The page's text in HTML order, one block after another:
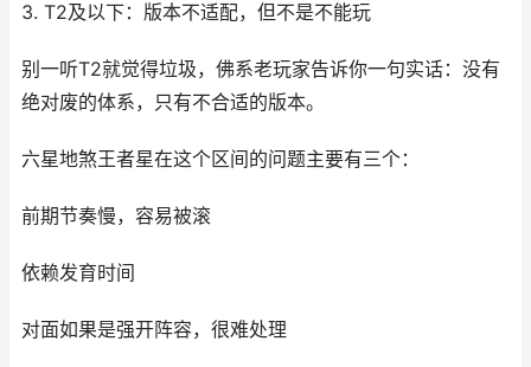
3. T2及以下：版本不适配，但不是不能玩
别一听T2就觉得垃圾，佛系老玩家告诉你一句实话：没有
绝对废的体系，只有不合适的版本。
六星地煞王者星在这个区间的问题主要有三个：
前期节奏慢，容易被滚
依赖发育时间
对面如果是强开阵容，很难处理